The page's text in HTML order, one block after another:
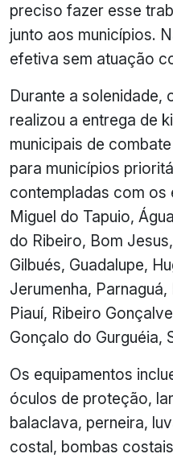
preciso fazer esse
junto aos municípios.
efetiva sem atuação
Durante a solenidade,
realizou a entrega de
municipais de
para municípios
contempladas com os
Miguel do Tapuio,
do Ribeiro, Bom
Gilbués, Guadalupe,
Jerumenha,
Piauí, Ribeiro
Gonçalo do Gurguéia,
Os equipamentos
óculos de proteção,
balaclava, perneira,
costal, bombas